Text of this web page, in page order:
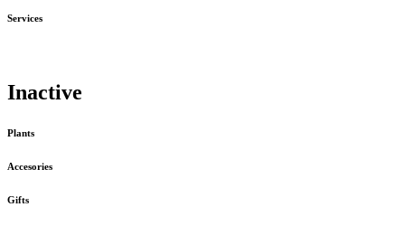
Services
Inactive
Plants
Accesories
Gifts